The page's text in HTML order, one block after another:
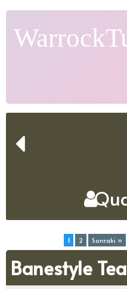
1 2 Sonraki »
Banestyle